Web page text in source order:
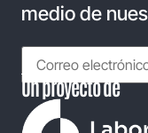
medio de
Un proyecto de